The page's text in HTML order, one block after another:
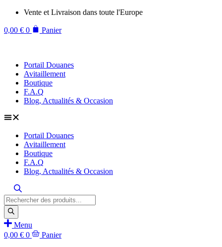
Aller
contenu
Vente et Livraison dans toute l'Europe
0,00 € 0 Panier
Portail Douanes
Avitaillement
Boutique
F.A.Q
Blog, Actualités & Occasion
Portail Douanes
Avitaillement
Boutique
F.A.Q
Blog, Actualités & Occasion
Recherche
de
produits
Menu
0,00 € 0 Panier